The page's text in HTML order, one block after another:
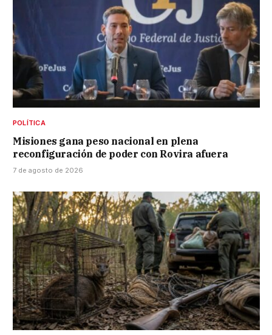
POLÍTICA
Misiones gana peso nacional en plena
reconfiguración de poder con Rovira afuera
7 de agosto de 2026